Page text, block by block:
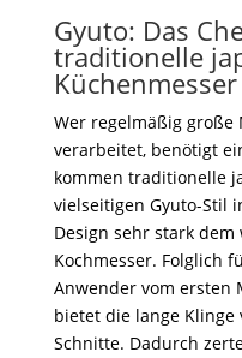
Gyuto: Das
traditionelle
Küchenmesser
Wer regelmäßig große
verarbeitet, benötigt
kommen traditionelle
vielseitigen Gyuto-Stil
Design sehr stark
Kochmesser. Folglich
Anwender vom ersten
bietet die lange
Schnitte. Dadurch